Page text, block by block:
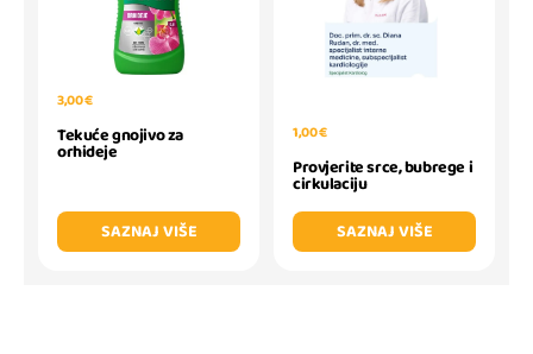
3,00 €
Tekuće gnojivo za
orhideje
SAZNAJ VIŠE
1,00 €
Provjerite srce, bubrege i
cirkulaciju
SAZNAJ VIŠE